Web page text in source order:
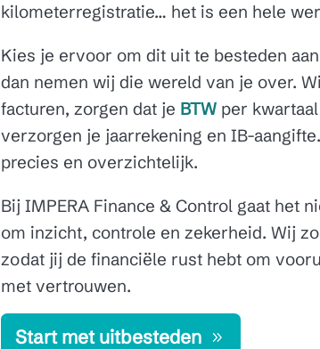
kilometerregistratie… het is een hele
Kies je ervoor om dit uit te besteden
dan nemen wij die wereld van je over.
facturen, zorgen dat je BTWper kwartaal
verzorgen je jaarrekening en IB-
precies en overzichtelijk.
Bij IMPERA Finance & Control gaat het
om inzicht, controle en zekerheid. Wij
zodat jij de financiële rust hebt om
met vertrouwen.
Start met uitbesteden